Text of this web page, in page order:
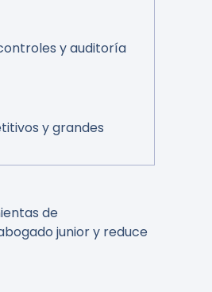
y auditoría
y grandes
de
junior y reduce